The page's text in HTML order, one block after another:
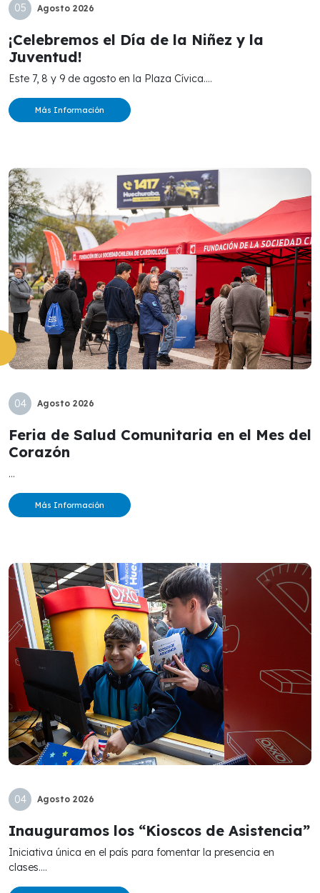
05 Agosto 2026
¡Celebremos el Día de la Niñez y la
Juventud!
Este 7, 8 y 9 de agosto en la Plaza Cívica....
Más Información
04 Agosto 2026
Feria de Salud Comunitaria en el Mes del
Corazón
...
Más Información
04 Agosto 2026
Inauguramos los “Kioscos de Asistencia”
Iniciativa única en el país para fomentar la presencia en
clases....